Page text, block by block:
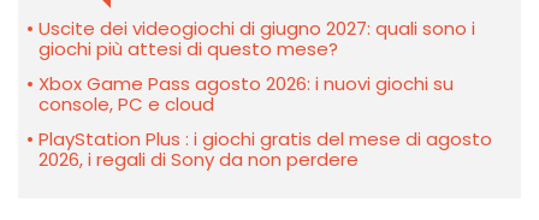
Uscite dei videogiochi di giugno 2027: quali sono i
giochi più attesi di questo mese?
Xbox Game Pass agosto 2026: i nuovi giochi su
console, PC e cloud
PlayStation Plus : i giochi gratis del mese di agosto
2026, i regali di Sony da non perdere